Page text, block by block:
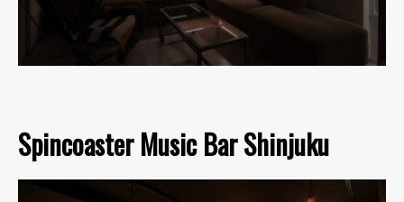
Spincoaster Music Bar Shinjuku